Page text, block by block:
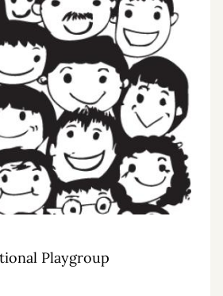
Playgroup